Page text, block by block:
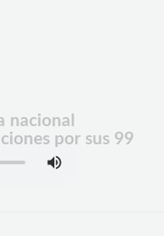
nacional
por sus 99